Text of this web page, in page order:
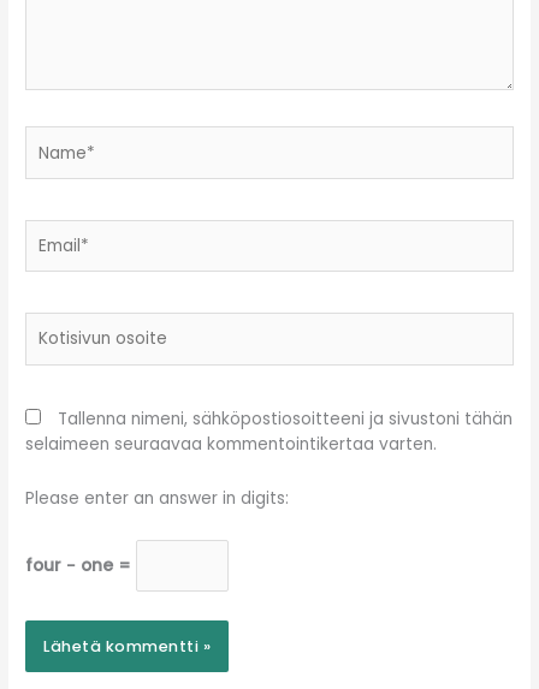
osoite
Tallenna nimeni, sähköpostiosoitteeni ja sivustoni tähän
selaimeen seuraavaa kommentointikertaa varten.
Please enter an answer in digits:
four − one =